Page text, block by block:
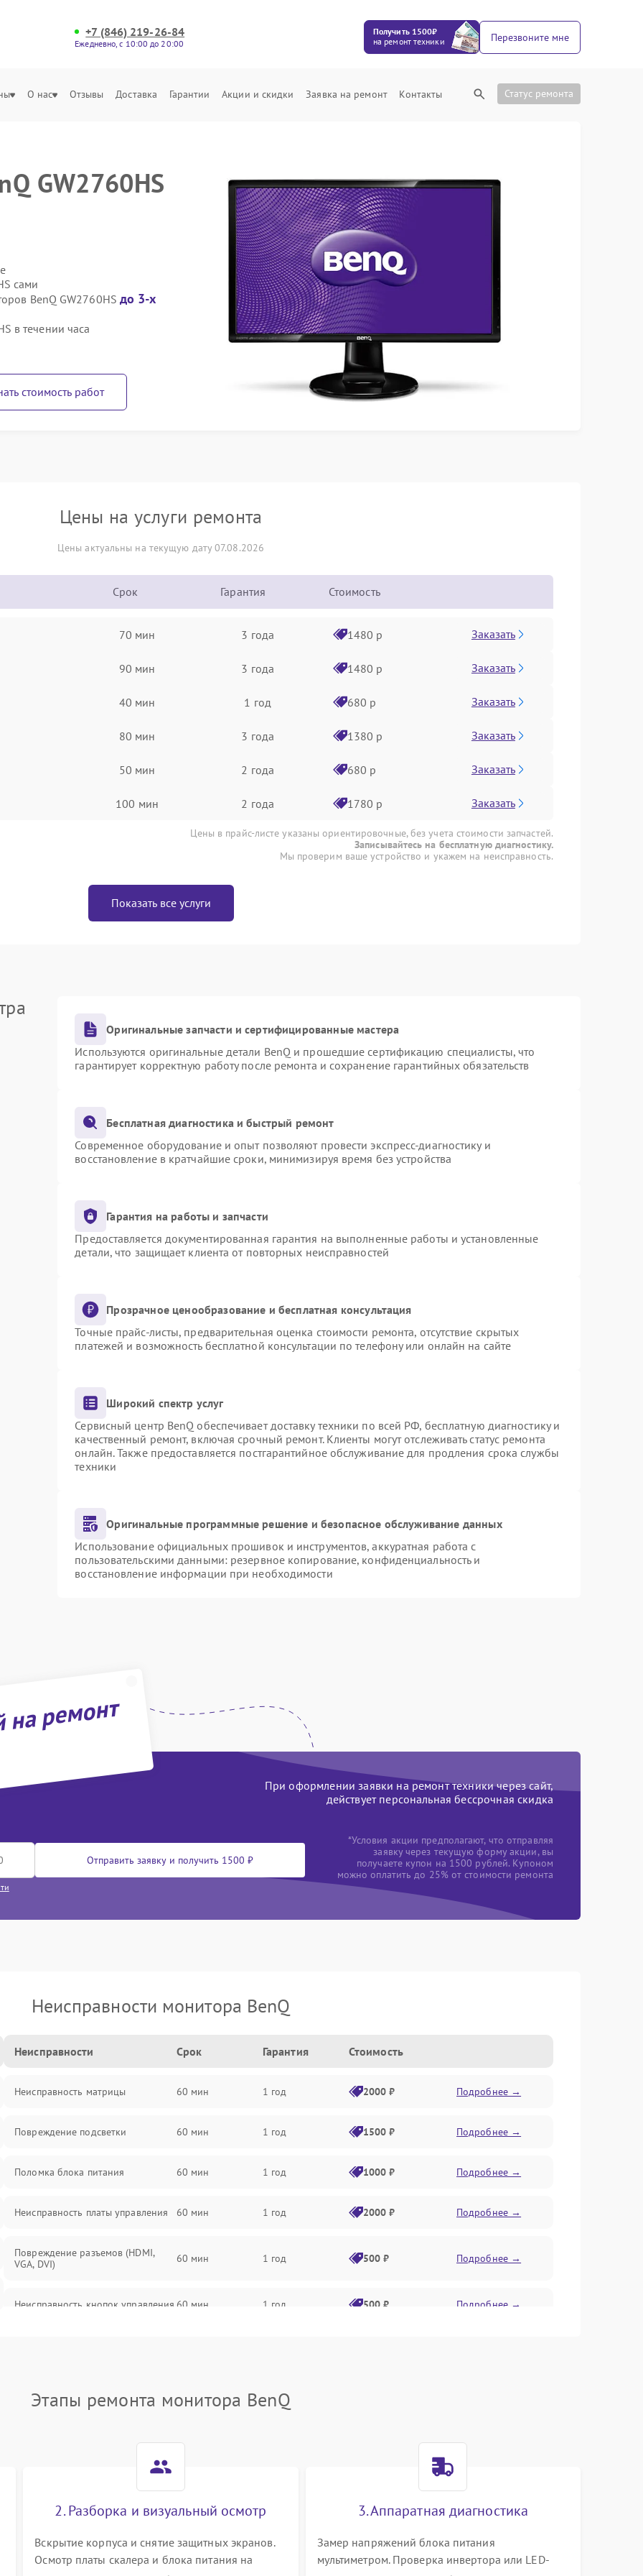
+7 (846) 219-26-84
Ежедневно, с 10:00 до 20:00
Получить 1500₽
на ремонт техники
Перезвоните мне
О нас Отзывы Доставка Гарантии Акции и скидки Заявка на ремонт Контакты Статус ремонта
GW2760HS
сами
BenQ GW2760HS до 3-х
в течении часа
стоимость работ
Цены на услуги ремонта
Цены актуальны на текущую дату 07.08.2026
Срок Гарантия Стоимость
70 мин 3 года 1480 р Заказать
90 мин 3 года 1480 р Заказать
40 мин 1 год 680 р Заказать
80 мин 3 года 1380 р Заказать
50 мин 2 года 680 р Заказать
100 мин 2 года 1780 р Заказать
Цены в прайс-листе указаны ориентировочные, без учета стоимости запчастей.
Записывайтесь на бесплатную диагностику.
Мы проверим ваше устройство и укажем на неисправность.
Показать все услуги
Оригинальные запчасти и сертифицированные мастера
Используются оригинальные детали BenQ и прошедшие сертификацию специалисты, что
гарантирует корректную работу после ремонта и сохранение гарантийных обязательств
Бесплатная диагностика и быстрый ремонт
Современное оборудование и опыт позволяют провести экспресс-диагностику и
восстановление в кратчайшие сроки, минимизируя время без устройства
Гарантия на работы и запчасти
Предоставляется документированная гарантия на выполненные работы и установленные
детали, что защищает клиента от повторных неисправностей
Прозрачное ценообразование и бесплатная консультация
Точные прайс-листы, предварительная оценка стоимости ремонта, отсутствие скрытых
платежей и возможность бесплатной консультации по телефону или онлайн на сайте
Широкий спектр услуг
Сервисный центр BenQ обеспечивает доставку техники по всей РФ, бесплатную диагностику и
качественный ремонт, включая срочный ремонт. Клиенты могут отслеживать статус ремонта
онлайн. Также предоставляется постгарантийное обслуживание для продления срока службы
техники
Оригинальные программные решение и безопасное обслуживание данных
Использование официальных прошивок и инструментов, аккуратная работа с
пользовательскими данными: резервное копирование, конфиденциальность и
восстановление информации при необходимости
ремонт
При оформлении заявки на ремонт техники через сайт,
действует персональная бессрочная скидка
Отправить заявку и получить 1500 ₽
*Условия акции предполагают, что отправляя
заявку через текущую форму акции, вы
получаете купон на 1500 рублей. Купоном
можно оплатить до 25% от стоимости ремонта
Неисправности монитора BenQ
Неисправности Срок Гарантия Стоимость
Неисправность матрицы 60 мин 1 год 2000 ₽ Подробнее →
Повреждение подсветки 60 мин 1 год 1500 ₽ Подробнее →
Поломка блока питания 60 мин 1 год 1000 ₽ Подробнее →
Неисправность платы управления 60 мин 1 год 2000 ₽ Подробнее →
Повреждение разъемов (HDMI,
VGA, DVI)
60 мин 1 год 500 ₽ Подробнее →
Неисправность кнопок управления 60 мин 1 год 500 ₽ Подробнее →
Поломка системы автоматического
короткого замыкания
Этапы ремонта монитора BenQ
2. Разборка и визуальный осмотр
Вскрытие корпуса и снятие защитных экранов.
Осмотр платы скалера и блока питания на
3. Аппаратная диагностика
Замер напряжений блока питания
мультиметром. Проверка инвертора или LED-